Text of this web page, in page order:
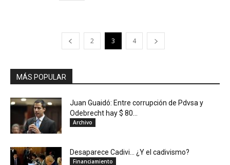
2 3 4
MÁS POPULAR
Juan Guaidó: Entre corrupción de Pdvsa y
Odebrecht hay $ 80...
Archivo
Desaparece Cadivi… ¿Y el cadivismo?
Financiamiento